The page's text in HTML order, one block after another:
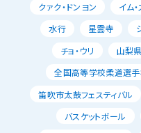
クァク・ドンヨン イム
水行
星雲寺
チョ・ウリ
山梨
全国高等学校柔道選
笛吹市太鼓フェスティバル
バスケットボール